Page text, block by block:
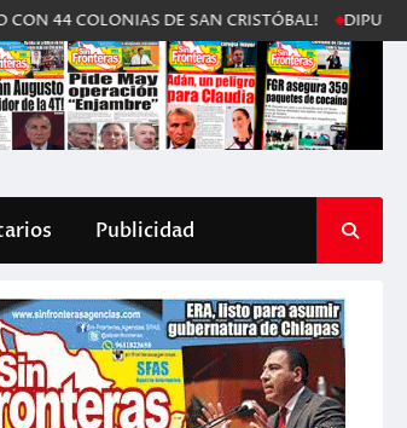
DE SAN CRISTÓBAL! DIPUTADA SE
Publicidad